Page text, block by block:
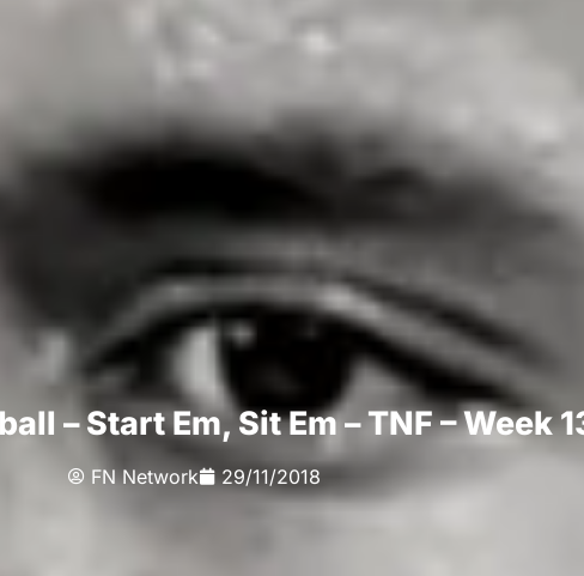
– Start Em, Sit Em – TNF – Week
FN Network 29/11/2018